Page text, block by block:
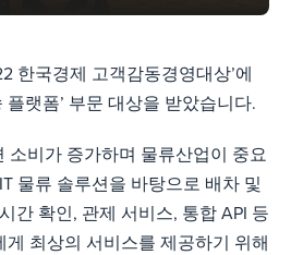
한국경제 고객감동경영대상’에
플랫폼’ 부문 대상을 받았습니다.
소비가 증가하며 물류산업이 중요
물류 솔루션을 바탕으로 배차 및
간 확인, 관제 서비스, 통합 API 등
최상의 서비스를 제공하기 위해